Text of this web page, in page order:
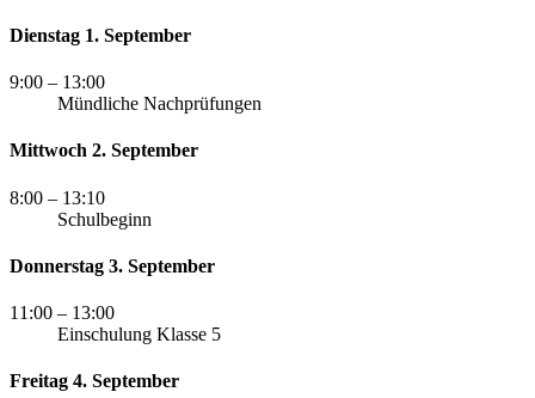
Dienstag 1. September
9:00 – 13:00
Mündliche Nachprüfungen
Mittwoch 2. September
8:00 – 13:10
Schulbeginn
Donnerstag 3. September
11:00 – 13:00
Einschulung Klasse 5
Freitag 4. September